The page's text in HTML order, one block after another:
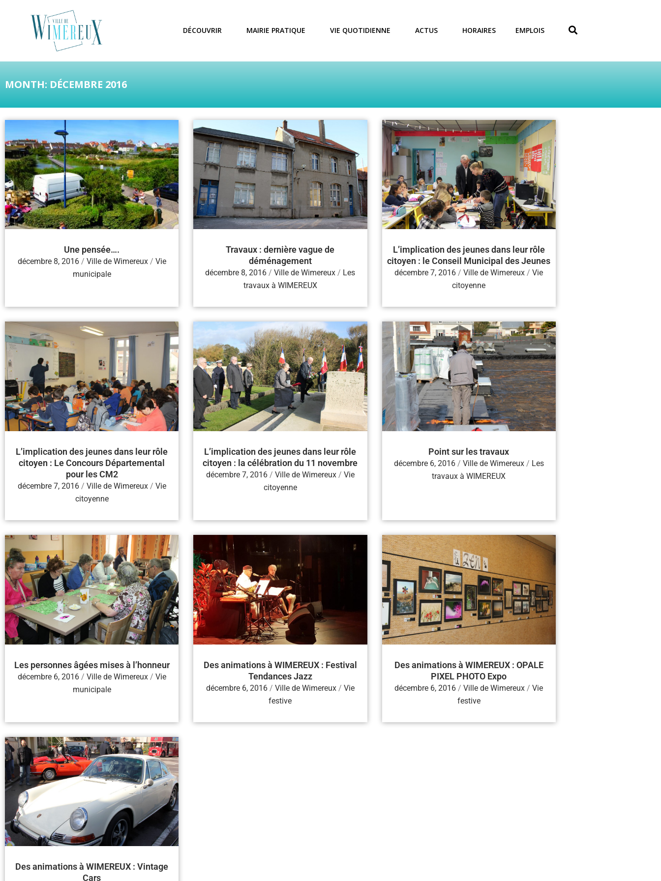
DÉCOUVRIR MAIRIE PRATIQUE VIE QUOTIDIENNE ACTUS HORAIRES EMPLOIS
MONTH: DÉCEMBRE 2016
Une pensée….
décembre 8, 2016 / Ville de Wimereux / Vie
municipale
Travaux : dernière vague de
déménagement
décembre 8, 2016 / Ville de Wimereux / Les
travaux à WIMEREUX
L’implication des jeunes dans leur rôle
citoyen : le Conseil Municipal des Jeunes
décembre 7, 2016 / Ville de Wimereux / Vie
citoyenne
L’implication des jeunes dans leur rôle
citoyen : Le Concours Départemental
pour les CM2
décembre 7, 2016 / Ville de Wimereux / Vie
citoyenne
L’implication des jeunes dans leur rôle
citoyen : la célébration du 11 novembre
décembre 7, 2016 / Ville de Wimereux / Vie
citoyenne
Point sur les travaux
décembre 6, 2016 / Ville de Wimereux / Les
travaux à WIMEREUX
Les personnes âgées mises à l’honneur
décembre 6, 2016 / Ville de Wimereux / Vie
municipale
Des animations à WIMEREUX : Festival
Tendances Jazz
décembre 6, 2016 / Ville de Wimereux / Vie
festive
Des animations à WIMEREUX : OPALE
PIXEL PHOTO Expo
décembre 6, 2016 / Ville de Wimereux / Vie
festive
Des animations à WIMEREUX : Vintage
Cars